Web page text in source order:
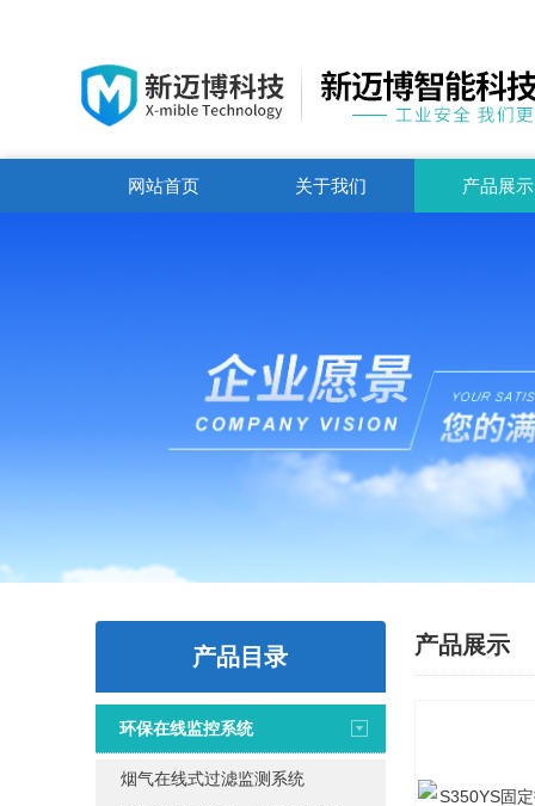
网站首页 关于我们 产品展示
产品目录
环保在线监控系统
烟气在线式过滤监测系统
产品展示